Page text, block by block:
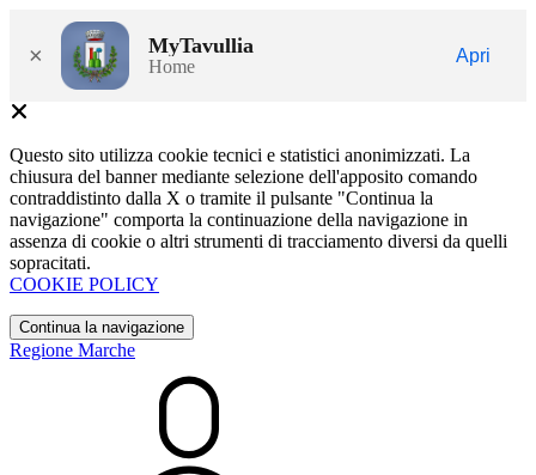
× MyTavullia
Home
Apri
Questo sito utilizza cookie tecnici e statistici anonimizzati. La
chiusura del banner mediante selezione dell'apposito comando
contraddistinto dalla X o tramite il pulsante "Continua la
navigazione" comporta la continuazione della navigazione in
assenza di cookie o altri strumenti di tracciamento diversi da quelli
sopracitati.
COOKIE POLICY
Continua la navigazione
Regione Marche